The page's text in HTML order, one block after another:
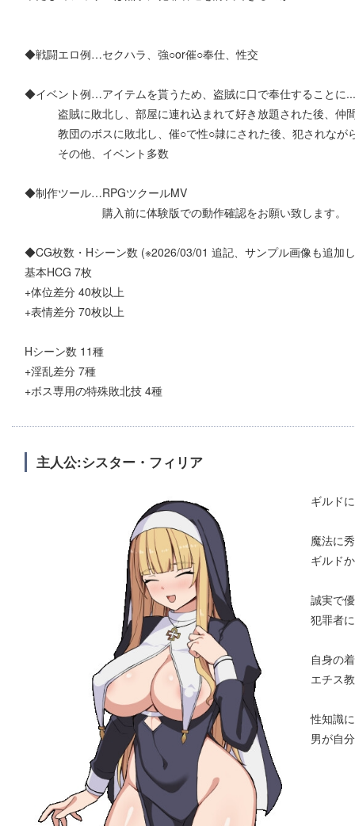
◆戦闘エロ例…セクハラ、強○or催○奉仕、性交
◆イベント例…アイテムを貰うため、盗賊に口で奉仕することに...
盗賊に敗北し、部屋に連れ込まれて好き放題された後、仲
教団のボスに敗北し、催○で性○隷にされた後、犯されなが
その他、イベント多数
◆制作ツール…RPGツクールMV
購入前に体験版での動作確認をお願い致します。
◆CG枚数・Hシーン数 (※2026/03/01 追記、サンプル画像も追加
基本HCG 7枚
+体位差分 40枚以上
+表情差分 70枚以上
Hシーン数 11種
+淫乱差分 7種
+ボス専用の特殊敗北技 4種
主人公:シスター・フィリア
ギルド
魔法に
ギルド
誠実で
犯罪者
自身の
エチス
性知識
男が自